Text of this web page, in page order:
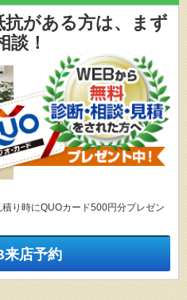
がある方は、
まず
談！
り時にQUOカード500円分プレゼン
来店予約